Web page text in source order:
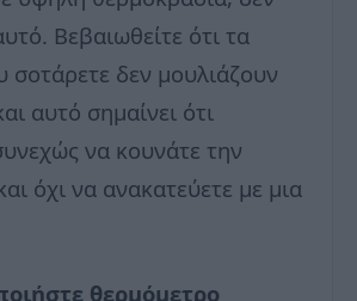
Βεβαιωθείτε ότι τα
σοτάρετε δεν μουλιάζουν
αυτό σημαίνει ότι
να κουνάτε την
όχι να ανακατεύετε με μια
θερμόμετρο